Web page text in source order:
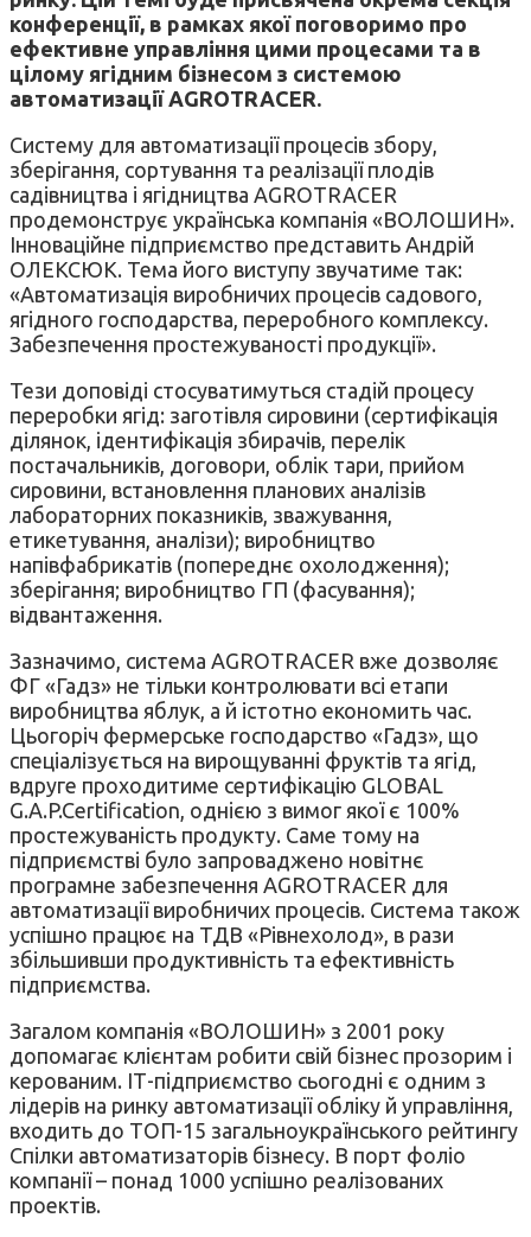
конференції, в рамках якої поговоримо про
ефективне управління цими процесами та в
цілому ягідним бізнесом з системою
автоматизації AGROTRACER.
Систему для автоматизації процесів збору,
зберігання, сортування та реалізації плодів
садівництва і ягідництва AGROTRACER
продемонструє українська компанія «ВОЛОШИН».
Інноваційне підприємство представить Андрій
ОЛЕКСЮК. Тема його виступу звучатиме так:
«Автоматизація виробничих процесів садового,
ягідного господарства, переробного комплексу.
Забезпечення простежуваності продукції».
Тези доповіді стосуватимуться стадій процесу
переробки ягід: заготівля сировини (сертифікація
ділянок, ідентифікація збирачів, перелік
постачальників, договори, облік тари, прийом
сировини, встановлення планових аналізів
лабораторних показників, зважування,
етикетування, аналізи); виробництво
напівфабрикатів (попереднє охолодження);
зберігання; виробництво ГП (фасування);
відвантаження.
Зазначимо, система AGROTRACER вже дозволяє
ФГ «Гадз» не тільки контролювати всі етапи
виробництва яблук, а й істотно економить час.
Цьогоріч фермерське господарство «Гадз», що
спеціалізується на вирощуванні фруктів та ягід,
вдруге проходитиме сертифікацію GLOBAL
G.A.P.Certification, однією з вимог якої є 100%
простежуваність продукту. Саме тому на
підприємстві було запроваджено новітнє
програмне забезпечення AGROTRACER для
автоматизації виробничих процесів. Система також
успішно працює на ТДВ «Рівнехолод», в рази
збільшивши продуктивність та ефективність
підприємства.
Загалом компанія «ВОЛОШИН» з 2001 року
допомагає клієнтам робити свій бізнес прозорим і
керованим. ІТ-підприємство сьогодні є одним з
лідерів на ринку автоматизації обліку й управління,
входить до ТОП-15 загальноукраїнського рейтингу
Спілки автоматизаторів бізнесу. В порт фоліо
компанії – понад 1000 успішно реалізованих
проектів.